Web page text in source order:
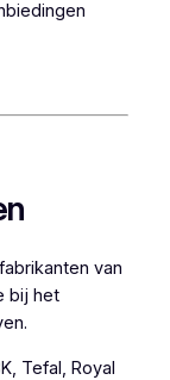
van
bij het
Tefal, Royal